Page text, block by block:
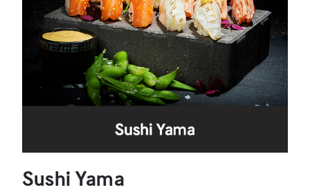
Sushi Yama